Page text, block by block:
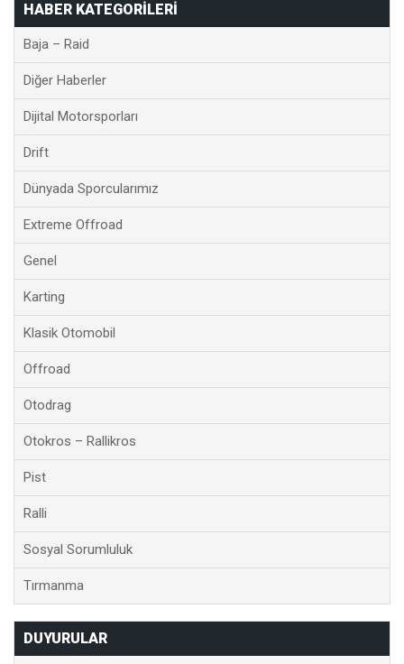
HABER KATEGORILERI
Baja – Raid
Diğer Haberler
Dijital Motorsporları
Drift
Dünyada Sporcularımız
Extreme Offroad
Genel
Karting
Klasik Otomobil
Offroad
Otodrag
Otokros – Rallikros
Pist
Ralli
Sosyal Sorumluluk
Tırmanma
DUYURULAR